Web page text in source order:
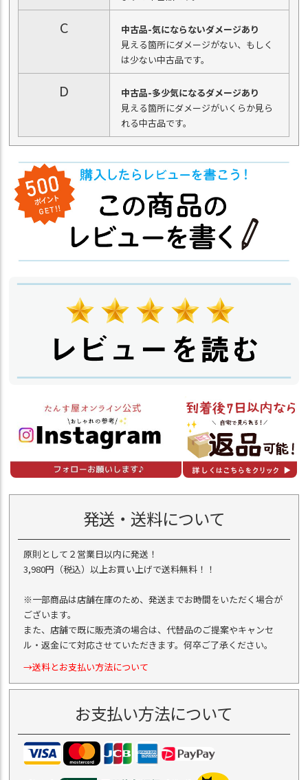
C
中古品-気にならないダメージあり
見える箇所にダメージがない、もしく
は少ない中古品です。
D
中古品-多少気になるダメージあり
見える箇所にダメージがいくらか見ら
れる中古品です。
発送・送料について
原則として２営業日以内に発送！
3,980円（税込）以上お買い上げで送料無料！！
※一部商品は店舗在庫のため、発送までお時間をいただく場合が
ございます。
また、店舗で既に販売済の場合は、代替品のご提案やキャンセ
ル・返金にて対応させていただきます。何卒ご了承ください。
→送料とお支払い方法について
お支払い方法について